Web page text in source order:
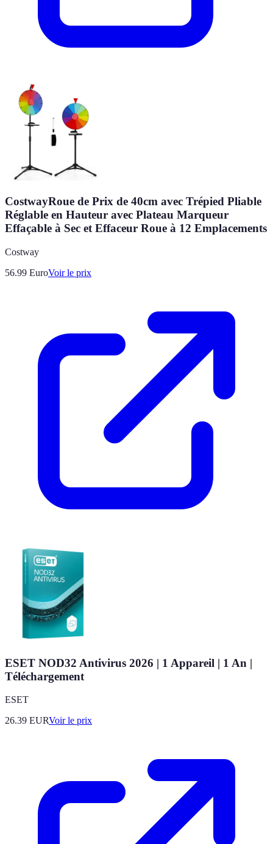
CostwayRoue de Prix de 40cm avec Trépied Pliable
Réglable en Hauteur avec Plateau Marqueur
Effaçable à Sec et Effaceur Roue à 12 Emplacements
Costway
56.99 EuroVoir le prix
ESET NOD32 Antivirus 2026 | 1 Appareil | 1 An |
Téléchargement
ESET
26.39 EURVoir le prix